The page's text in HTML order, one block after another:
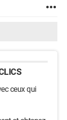
ceux qui